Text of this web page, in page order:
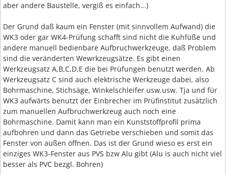
aber andere Baustelle, vergiß es einfach...)
Der Grund daß kaum ein Fenster (mit sinnvollem Aufwand) die
WK3 oder gar WK4-Prüfung schafft sind nicht die Kuhfüße und
andere manuell bedienbare Aufbruchwerkzeuge, daß Problem
sind die veränderten Wewrkzeugsätze. Es gibt einen
Werkzeugsatz A,B,C,D,E die bei Prüfungen benutzt werden. Ab
Werkzeugsatz C sind auch elektrische Werkzeuge dabei, also
Bohrmaschine, Stichsäge, Winkelschleifer usw.usw. Tja und für
WK3 aufwärts benutzt der Einbrecher im Prüfinstitut zusätzlich
zum manuellen Aufbruchwerkzeug auch noch eine
Bohrmaschine. Damit kann man ein Kunststoffprofil prima
aufbohren und dann das Getriebe verschieben und somit das
Fenster von außen öffnen. Das ist der Grund wieso es erst ein
einziges WK3-Fenster aus PVS bzw Alu gibt (Alu is auch nicht viel
besser als PVC bezgl. Bohren)